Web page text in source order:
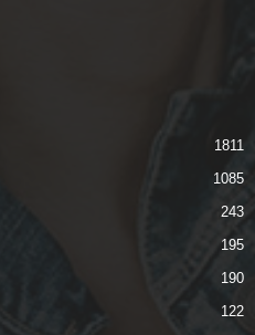
1811
1085
243
195
190
122